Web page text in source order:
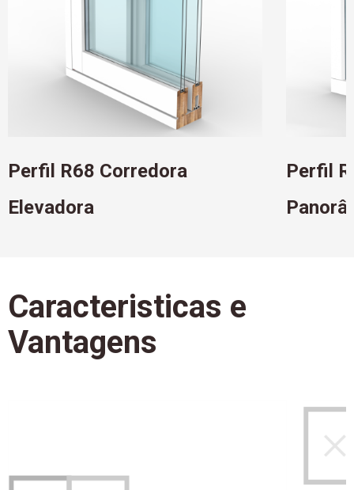
Perfil R68 Corredora
Elevadora
Perfil
Caracteristicas e
Vantagens